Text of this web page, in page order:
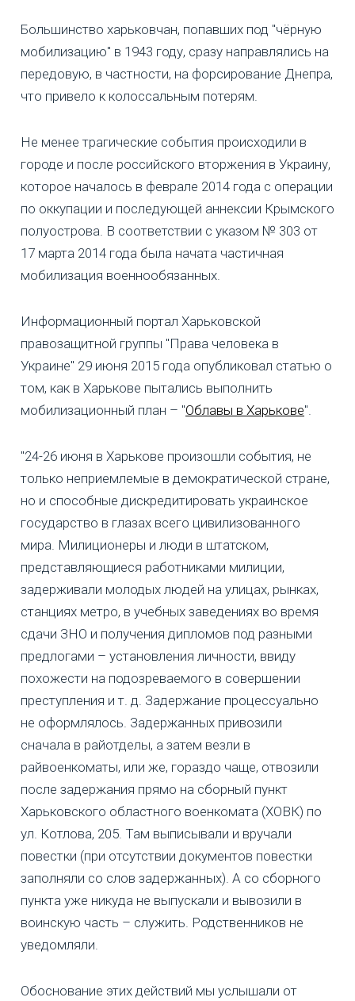
Большинство харьковчан, попавших под "чёрную
мобилизацию" в 1943 году, сразу направлялись на
передовую, в частности, на форсирование Днепра,
что привело к колоссальным потерям.
Не менее трагические события происходили в
городе и после российского вторжения в Украину,
которое началось в феврале 2014 года с операции
по оккупации и последующей аннексии Крымского
полуострова. В соответствии с указом № 303 от
17 марта 2014 года была начата частичная
мобилизация военнообязанных.
Информационный портал Харьковской
правозащитной группы "Права человека в
Украине" 29 июня 2015 года опубликовал статью о
том, как в Харькове пытались выполнить
мобилизационный план – "Облавы в Харькове".
"24-26 июня в Харькове произошли события, не
только неприемлемые в демократической стране,
но и способные дискредитировать украинское
государство в глазах всего цивилизованного
мира. Милиционеры и люди в штатском,
представляющиеся работниками милиции,
задерживали молодых людей на улицах, рынках,
станциях метро, в учебных заведениях во время
сдачи ЗНО и получения дипломов под разными
предлогами – установления личности, ввиду
похожести на подозреваемого в совершении
преступления и т. д. Задержание процессуально
не оформлялось. Задержанных привозили
сначала в райотделы, а затем везли в
райвоенкоматы, или же, гораздо чаще, отвозили
после задержания прямо на сборный пункт
Харьковского областного военкомата (ХОВК) по
ул. Котлова, 205. Там выписывали и вручали
повестки (при отсутствии документов повестки
заполняли со слов задержанных). А со сборного
пункта уже никуда не выпускали и вывозили в
воинскую часть – служить. Родственников не
уведомляли.
Обоснование этих действий мы услышали от